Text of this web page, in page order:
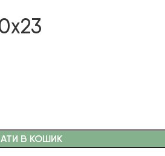
В КОШИК